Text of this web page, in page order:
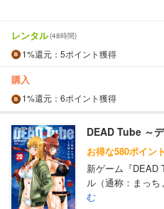
レンタル(48時間)
1%還元 ：5ポイント獲得
購入
1%還元 ：6ポイント獲得
DEAD Tube ～
お得な580ポイン
新ゲーム『DEAD
ル（通称：まっ
む